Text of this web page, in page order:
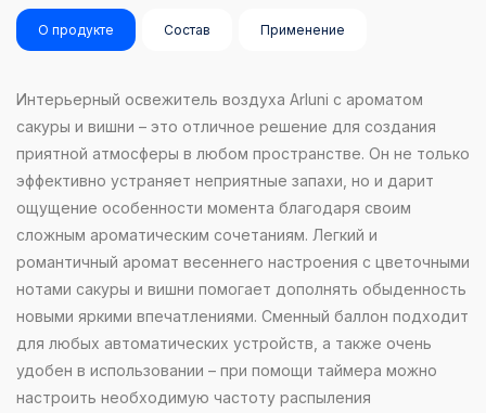
О продукте Состав Применение
Интерьерный освежитель воздуха Arluni с ароматом
сакуры и вишни – это отличное решение для создания
приятной атмосферы в любом пространстве. Он не только
эффективно устраняет неприятные запахи, но и дарит
ощущение особенности момента благодаря своим
сложным ароматическим сочетаниям. Легкий и
романтичный аромат весеннего настроения с цветочными
нотами сакуры и вишни помогает дополнять обыденность
новыми яркими впечатлениями. Сменный баллон подходит
для любых автоматических устройств, а также очень
удобен в использовании – при помощи таймера можно
настроить необходимую частоту распыления